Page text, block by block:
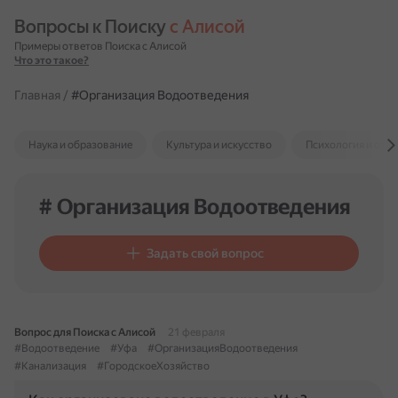
Вопросы к Поиску с Алисой
Примеры ответов Поиска с Алисой
Что это такое?
Главная / #Организация Водоотведения
Наука и образование Культура и искусство Психология и
# Организация Водоотведения
Задать свой вопрос
Вопрос для Поиска с Алисой
21 февраля
#Водоотведение
#Уфа
#ОрганизацияВодоотведения
#Канализация
#ГородскоеХозяйство